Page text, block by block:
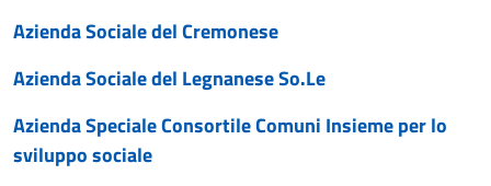
Azienda Sociale del Cremonese
Azienda Sociale del Legnanese So.Le
Azienda Speciale Consortile Comuni Insieme per lo
sviluppo sociale